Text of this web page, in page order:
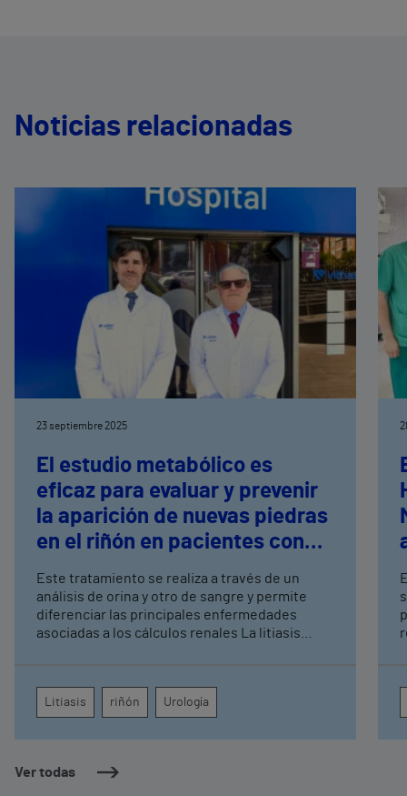
Noticias relacionadas
Ver todas
23 septiembre 2025
El estudio metabólico es
eficaz para evaluar y prevenir
la aparición de nuevas piedras
en el riñón en pacientes con
litiasis
Este tratamiento se realiza a través de un
análisis de orina y otro de sangre y permite
diferenciar las principales enfermedades
asociadas a los cálculos renales La litiasis
supera los dos millones de casos
Litiasis riñón Urología